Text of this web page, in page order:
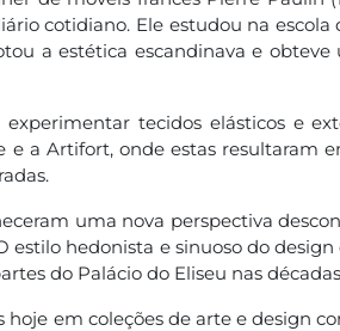
cotidiano. Ele estudou na
a estética escandinava e
tecidos elásticos e
a Artifort, onde estas resultaram
uma nova perspectiva
hedonista e sinuoso do
do Palácio do Eliseu nas
em coleções de arte e design